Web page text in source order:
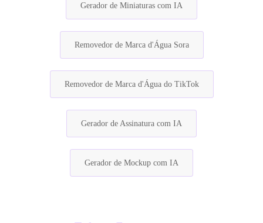
Gerador de Miniaturas com IA
Removedor de Marca d'Água Sora
Removedor de Marca d'Água do TikTok
Gerador de Assinatura com IA
Gerador de Mockup com IA